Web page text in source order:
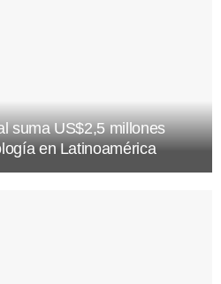
suma US$2,5 millones
en Latinoamérica